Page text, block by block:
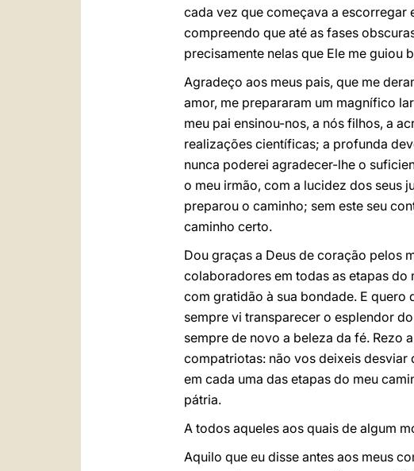
cada vez que começava a escorregar
compreendo que até as fases
precisamente nelas que Ele me guiou
Agradeço aos meus pais, que me
amor, me prepararam um magnífico
meu pai ensinou-nos, a nós filhos, a
realizações científicas; a profunda
nunca poderei agradecer-lhe o
o meu irmão, com a lucidez dos seus
preparou o caminho; sem este seu
caminho certo.
Dou graças a Deus de coração pelos
colaboradores em todas as etapas do
com gratidão à sua bondade. E quero
sempre vi transparecer o esplendor
sempre de novo a beleza da fé. Rezo
compatriotas: não vos deixeis desviar
em cada uma das etapas do meu
pátria.
A todos aqueles aos quais de algum
Aquilo que eu disse antes aos meus